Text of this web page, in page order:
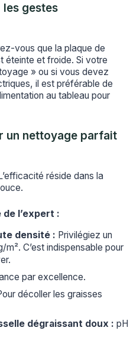
gestes
vous que la plaque de
éteinte et froide. Si votre
» ou si vous devez
il est préférable de
au tableau pour
un nettoyage parfait
réside dans la
l’expert :
densité : Privilégiez un
C’est indispensable pour
par excellence.
décoller les graisses
dégraissant doux : pH